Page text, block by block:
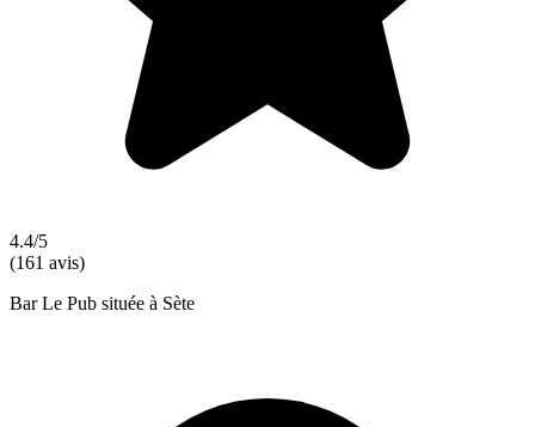
4.4/5
(161 avis)
Bar Le Pub située à Sète